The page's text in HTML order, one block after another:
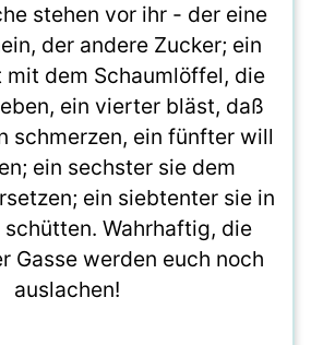
stehen vor ihr - der eine
der andere Zucker; ein
dem Schaumlöffel, die
ein vierter bläst, daß
schmerzen, ein fünfter will
ein sechster sie dem
ein siebtenter sie in
Wahrhaftig, die
Gasse werden euch noch
auslachen!